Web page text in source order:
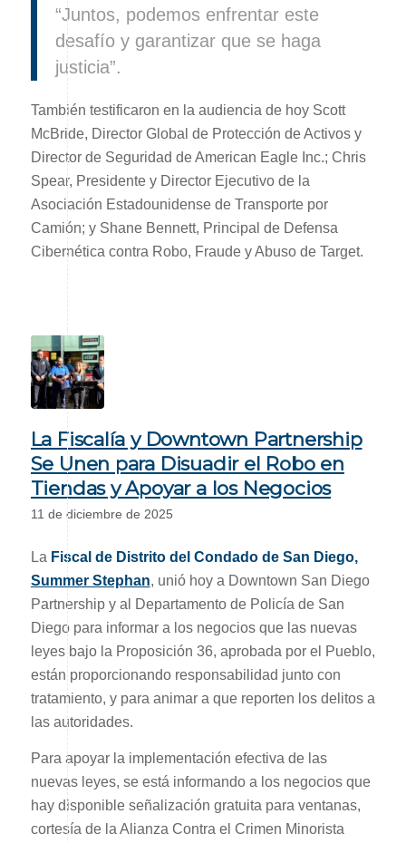
“Juntos, podemos enfrentar este
desafío y garantizar que se haga
justicia”.
También testificaron en la audiencia de hoy Scott
McBride, Director Global de Protección de Activos y
Director de Seguridad de American Eagle Inc.; Chris
Spear, Presidente y Director Ejecutivo de la
Asociación Estadounidense de Transporte por
Camión; y Shane Bennett, Principal de Defensa
Cibernética contra Robo, Fraude y Abuso de Target.
La Fiscalía y Downtown Partnership
Se Unen para Disuadir el Robo en
Tiendas y Apoyar a los Negocios
11 de diciembre de 2025
La Fiscal de Distrito del Condado de San Diego,
Summer Stephan, unió hoy a Downtown San Diego
Partnership y al Departamento de Policía de San
Diego para informar a los negocios que las nuevas
leyes bajo la Proposición 36, aprobada por el Pueblo,
están proporcionando responsabilidad junto con
tratamiento, y para animar a que reporten los delitos a
las autoridades.
Para apoyar la implementación efectiva de las
nuevas leyes, se está informando a los negocios que
hay disponible señalización gratuita para ventanas,
cortesía de la Alianza Contra el Crimen Minorista